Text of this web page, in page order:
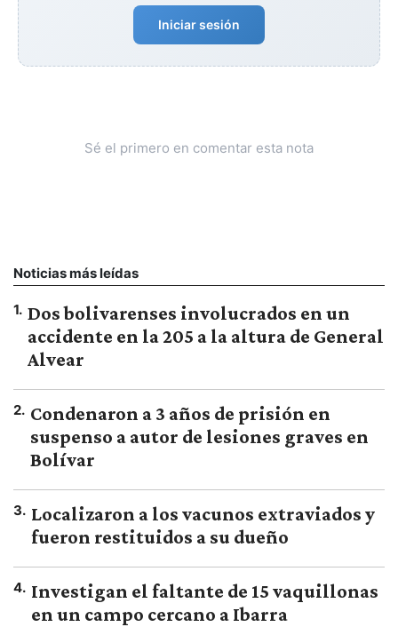
Iniciar sesión
Sé el primero en comentar esta nota
Noticias más leídas
1. Dos bolivarenses involucrados en un
accidente en la 205 a la altura de General
Alvear
2. Condenaron a 3 años de prisión en
suspenso a autor de lesiones graves en
Bolívar
3. Localizaron a los vacunos extraviados y
fueron restituidos a su dueño
4. Investigan el faltante de 15 vaquillonas
en un campo cercano a Ibarra